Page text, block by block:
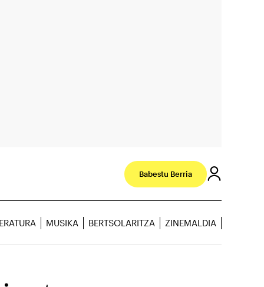
Babestu Berria
MUSIKA BERTSOLARITZA ZINEMALDIA